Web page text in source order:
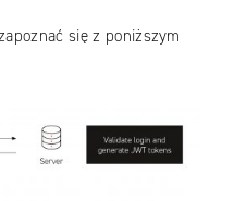
się z poniższym